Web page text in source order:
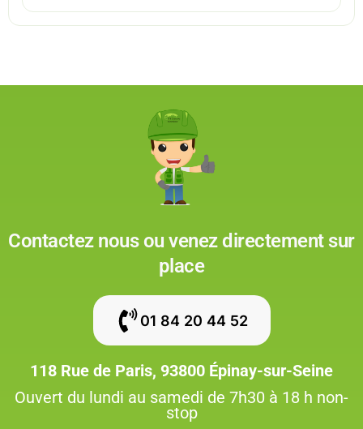
Contactez nous ou venez directement sur
place
01 84 20 44 52
118 Rue de Paris, 93800 Épinay-sur-Seine
Ouvert du lundi au samedi de 7h30 à 18 h non-
stop